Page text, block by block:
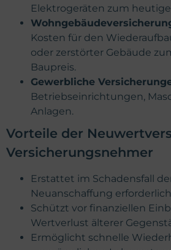
Elektrogeräten zum
Kosten für den
oder zerstörter Gebäude
Baupreis.
Gewerbliche
Betriebseinrichtungen,
Anlagen.
Vorteile der
Versicherungsnehmer
Erstattet im Schadensfall
Neuanschaffung
Schützt vor finanziellen
Wertverlust älterer
Ermöglicht schnelle